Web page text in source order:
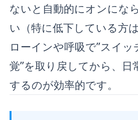
ないと自動的にオンにな
い（特に低下している方
ローインや呼吸で”スイ
覚”を取り戻してから、日
するのが効率的です。